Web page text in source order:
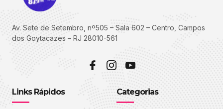
Av. Sete de Setembro, nº505 – Sala 602 – Centro, Campos
dos Goytacazes – RJ 28010-561
Links Rápidos Categorias